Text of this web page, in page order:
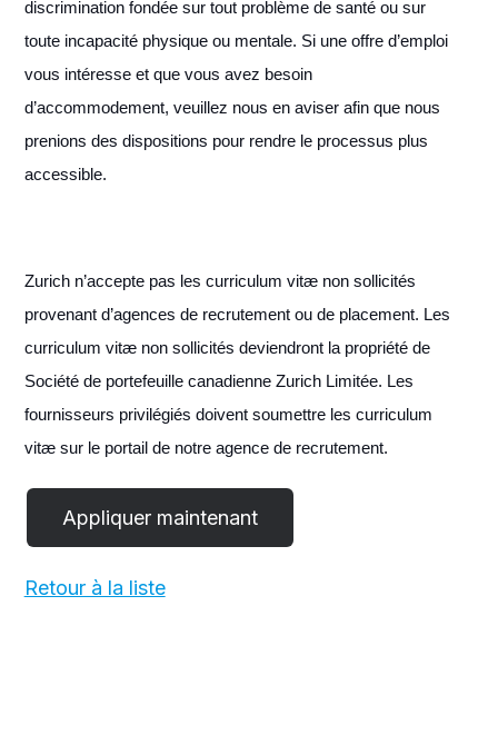
discrimination fondée sur tout problème de santé ou sur
toute incapacité physique ou mentale. Si une offre d’emploi
vous intéresse et que vous avez besoin
d’accommodement, veuillez nous en aviser afin que nous
prenions des dispositions pour rendre le processus plus
accessible.
Zurich n’accepte pas les curriculum vitæ non sollicités
provenant d’agences de recrutement ou de placement. Les
curriculum vitæ non sollicités deviendront la propriété de
Société de portefeuille canadienne Zurich Limitée. Les
fournisseurs privilégiés doivent soumettre les curriculum
vitæ sur le portail de notre agence de recrutement.
Retour à la liste